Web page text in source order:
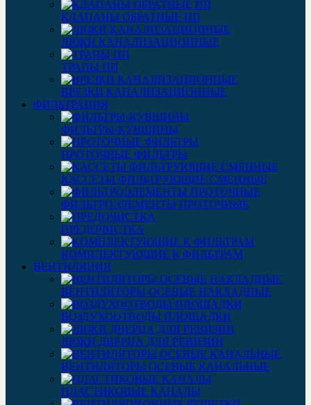
КЛАПАНЫ ОБРАТНЫЕ ПП
ЛЮКИ КАНАЛИЗАЦИОННЫЕ
ТРАПЫ ПП
ВРЕЗКИ КАНАЛИЗАЦИОННЫЕ
ФИЛЬТРАЦИЯ
ФИЛЬТРЫ-КУВШИНЫ
ПРОТОЧНЫЕ ФИЛЬТРЫ
КАССЕТЫ ФИЛЬТРУЮЩИЕ СМЕННЫЕ
ФИЛЬТРОЭЛЕМЕНТЫ ПРОТОЧНЫЕ
ПРЕДОЧИСТКА
КОМПЛЕКТУЮЩИЕ К ФИЛЬТРАМ
ВЕНТИЛЯЦИЯ
ВЕНТИЛЯТОРЫ ОСЕВЫЕ НАКЛАДНЫЕ
ВОЗДУХООТВОДЫ ПЛОЩАДКИ
ЛЮКИ ДВЕРЦА ДЛЯ РЕВИЗИИ
ВЕНТИЛЯТОРЫ ОСЕВЫЕ КАНАЛЬНЫЕ
ПЛАСТИКОВЫЕ КАНАЛЫ